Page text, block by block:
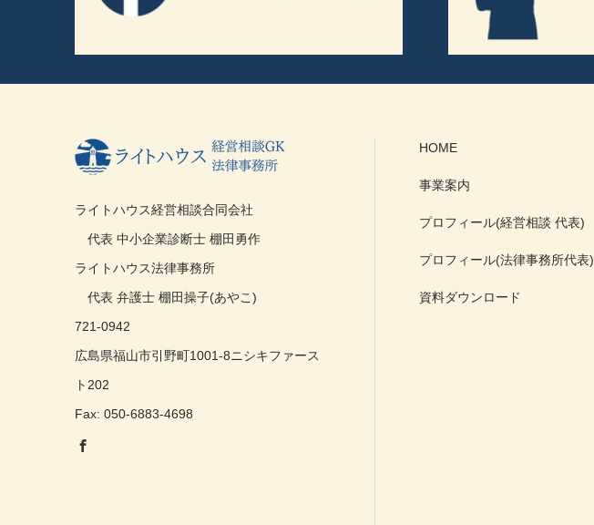
ライトハウス経営相談合同会社
代表 中小企業診断士 棚田勇作
ライトハウス法律事務所
代表 弁護士 棚田操子(あやこ)
721-0942
広島県福山市引野町1001-8ニシキファース
ト202
Fax: 050-6883-4698
HOME
事業案内
プロフィール(経営相談 代表)
プロフィール(法律事務所代表)
資料ダウンロード